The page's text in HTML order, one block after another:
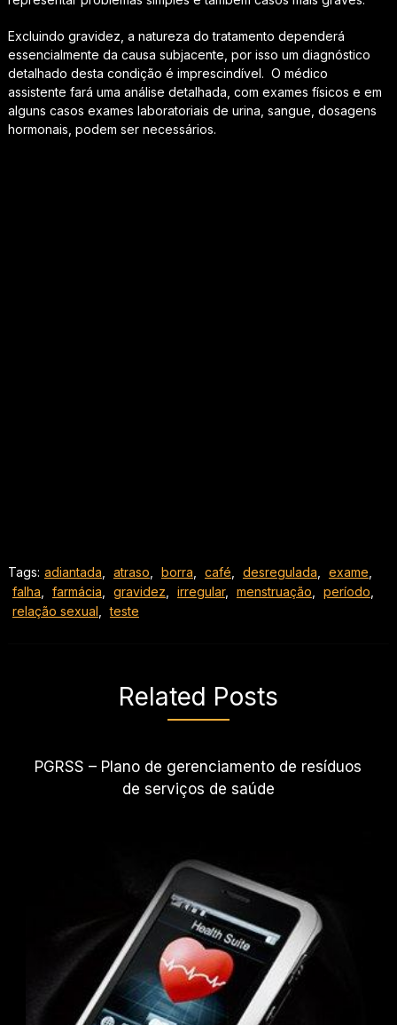
Excluindo gravidez, a natureza do tratamento dependerá
essencialmente da causa subjacente, por isso um diagnóstico
detalhado desta condição é imprescindível. O médico
assistente fará uma análise detalhada, com exames físicos e em
alguns casos exames laboratoriais de urina, sangue, dosagens
hormonais, podem ser necessários.
Tags: adiantada atraso borra café desregulada exame
falha
farmácia gravidez irregular, menstruação período
relação sexual
teste
Related Posts
PGRSS – Plano de gerenciamento de resíduos
de serviços de saúde